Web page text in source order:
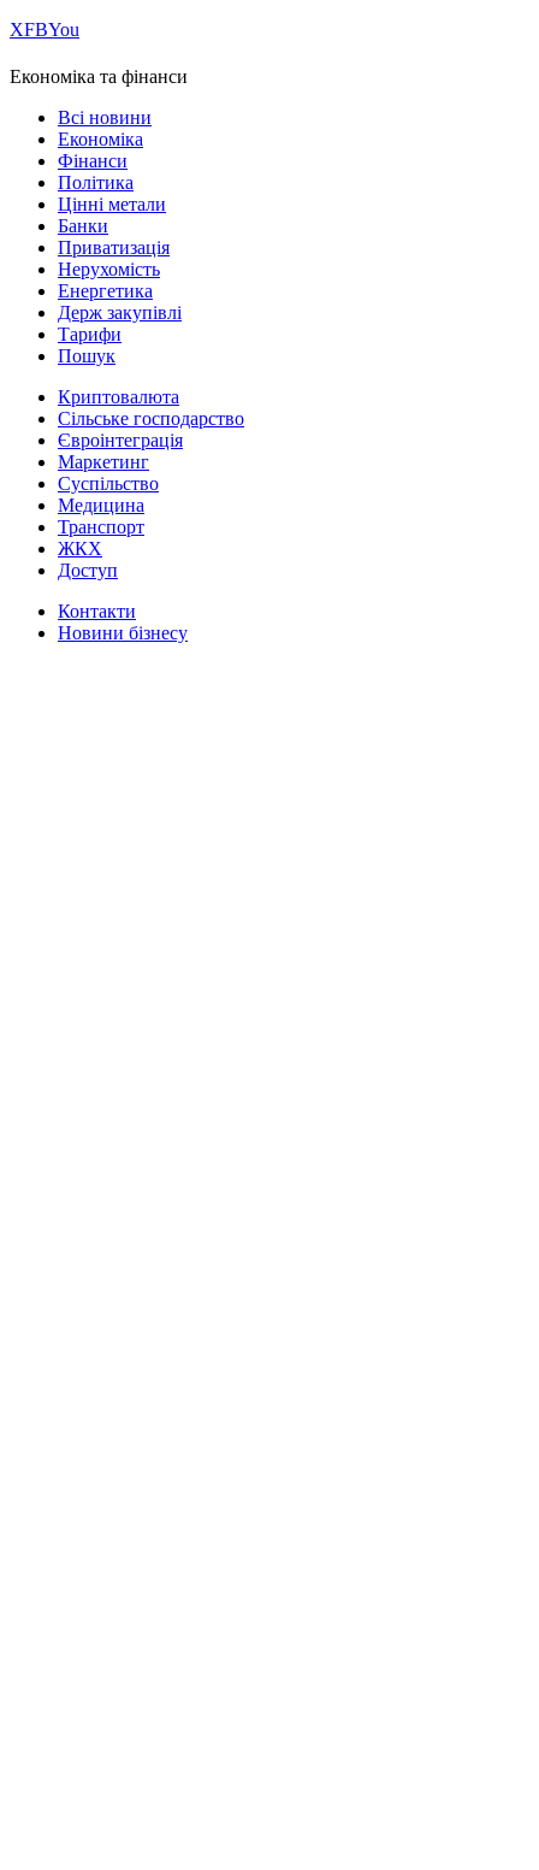
ХFBYou
Економіка та фінанси
Всі новини
Економіка
Фінанси
Політика
Цінні метали
Банки
Приватизація
Нерухомість
Енергетика
Держ закупівлі
Тарифи
Пошук
Криптовалюта
Сільське господарство
Євроінтеграція
Маркетинг
Суспільство
Медицина
Транспорт
ЖКХ
Доступ
Контакти
Новини бізнесу